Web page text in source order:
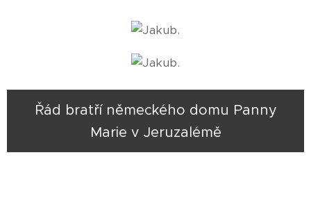
Řád bratří německého domu Panny
Marie v Jeruzalémě